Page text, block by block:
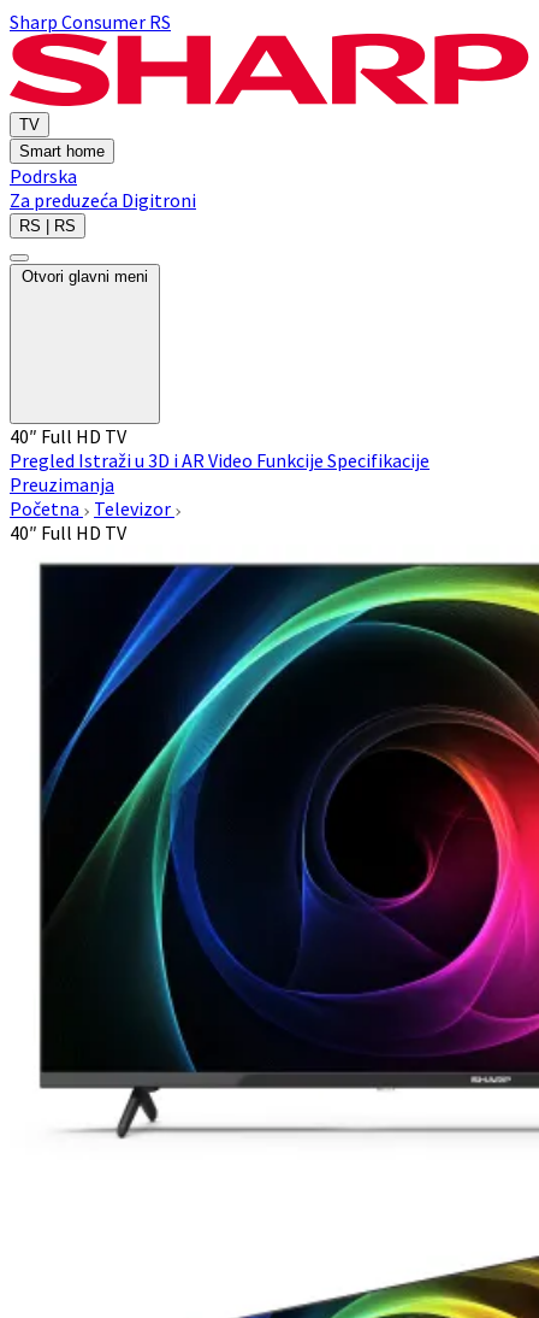
Sharp Consumer RS
TV
Smart home
Podrska
Za preduzeća Digitroni
RS | RS
Otvori glavni meni
40″ Full HD TV
Pregled Istraži u 3D i ARVideo Funkcije Specifikacije
Preuzimanja
Početna
Televizor
40″ Full HD TV